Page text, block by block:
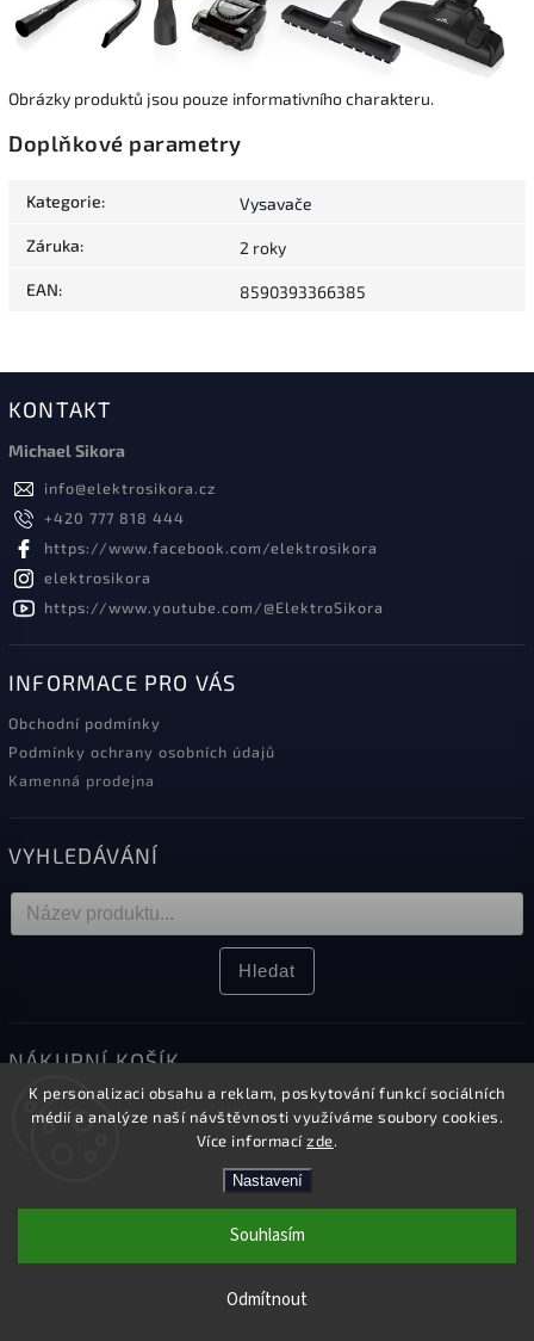
K personalizaci obsahu a reklam, poskytování funkcí sociálních
médií a analýze naší návštěvnosti využíváme soubory cookies.
Více informacízde.
Nastavení
Odmítnout
Souhlasím
Kamenná prodejna v Českém Těšíně
Obrázky produktů jsou pouze informativního charakteru.
Doplňkové parametry
Kategorie: Vysavače
Záruka: 2 roky
EAN: 8590393366385
KONTAKT
Michael Sikora
info@elektrosikora.cz
+420 777 818 444
https://www.facebook.com/elektrosikora
elektrosikora
https://www.youtube.com/@ElektroSikora
INFORMACE PRO VÁS
Obchodní podmínky
Podmínky ochrany osobních údajů
Kamenná prodejna
VYHLEDÁVÁNÍ
Hledat
NÁKUPNÍ KOŠÍK
0ks /0 Kč
Copyright 2026Elektro Sikora. Všechna práva vyhrazena.
Upravit nastavení cookies